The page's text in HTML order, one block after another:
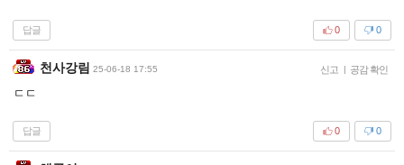
답글 0
0
천사강림 25-06-18 17:55 신고 | 공감 확인
ㄷㄷ
답글 0
0